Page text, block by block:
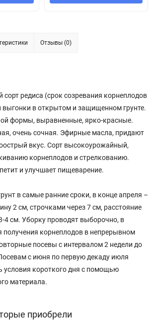
Отзывы (0)
редиса (срок созревания корнеплодов
выгонки в открытом и защищенном грунте.
формы, выравненные, ярко-красные.
очень сочная. Эфирные масла, придают
вкус. Сорт высокоурожайный,
корнеплодов и стрелкованию.
и улучшает пищеварение.
в самые ранние сроки, в конце апреля –
2 см, строчками через 7 см, расстояние
4 см. Уборку проводят выборочно, в
получения корнеплодов в непрерывном
посевы с интервалом 2 недели до
с июня по первую декаду июля
условия короткого дня с помощью
материала.
приобрели